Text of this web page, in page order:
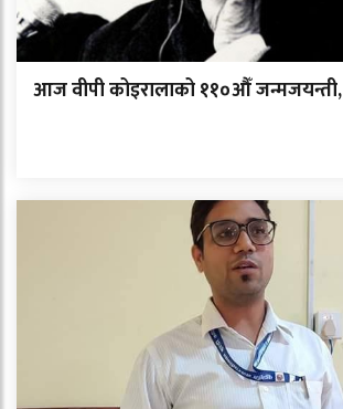
आज वीपी कोइरालाको ११०औँ जन्मजयन्ती,